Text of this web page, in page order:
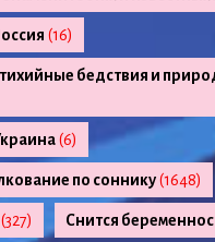
(16)
бедствия и
(6)
по соннику(1648)
(327) Снится